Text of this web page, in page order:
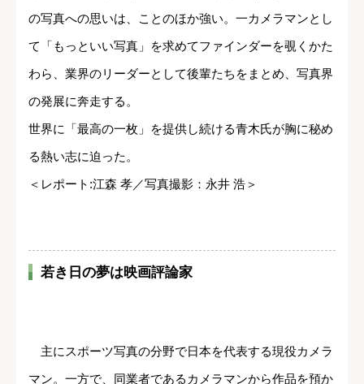
の写真への思いは、ことのほか強い。一カメラマンとし
て「もっといい写真」を求めてファインダーを覗 くかた
わら、業界のリーダーとして後輩たちをまとめ、写真界
の発展に奔走する。
世界に「最高の一枚」を提供し続ける青木氏が胸に秘め
る熱い志に迫った。
＜レポート:江森 孝／写真撮影：永井 浩＞
若き日の夢は映画評論家
主にスポーツ写真の分野で日本を代表する現役カメラ
マン。一方で、同業者であるカメラマンから作品を預か